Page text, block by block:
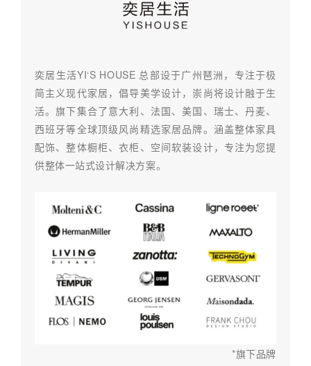
奕居生活YI‘S HOUSE 总部设于广州琶洲，专注于极
简主义现代家居，倡导美学设计，崇尚将设计融于⽣
活。旗下集合了意⼤利、法国、美国、瑞⼠、丹⻨、
⻄班⽛等全球顶级⻛尚精选家居品牌。涵盖整体家具
配饰、整体橱柜、⾐柜、空间软装设计，专注为您提
供整体⼀站式设计解决⽅案。
*旗下品牌